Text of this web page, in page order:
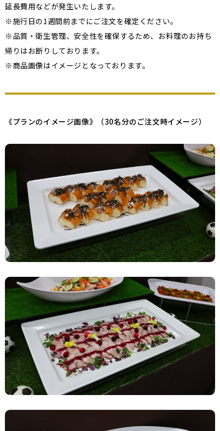
延長費用などが発生いたします。
※施行日の1週間前までにご注文を確定ください。
※品質・衛生管理、安全性を確保するため、お料理のお持ち
帰りはお断りしております。
※商品画像はイメージとなっております。
《プランのイメージ画像》（30名分のご注文時イメージ）